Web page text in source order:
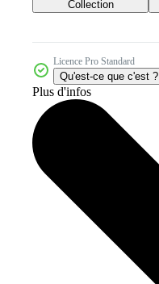
Collection
Licence Pro Standard
Qu'est-ce que c'est ?
Plus d'infos